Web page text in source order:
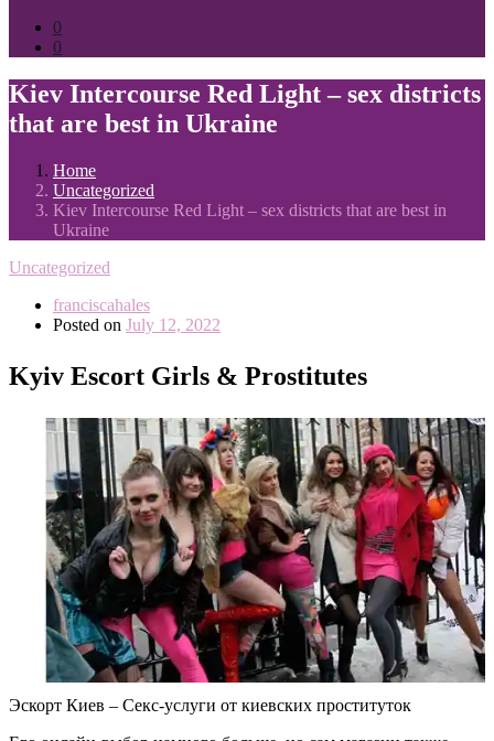
0
0
Kiev Intercourse Red Light – sex districts
that are best in Ukraine
Home
Uncategorized
Kiev Intercourse Red Light – sex districts that are best in
Ukraine
Uncategorized
franciscahales
Posted on July 12, 2022
Kyiv Escort Girls & Prostitutes
Эскорт Киев – Секс-услуги от киевских проституток